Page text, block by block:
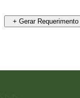
+ Gerar Requerimento